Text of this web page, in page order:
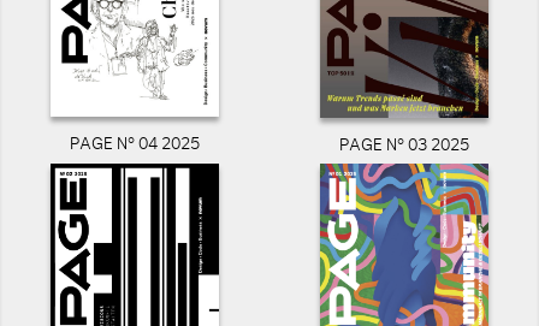
PAGE N° 04 2025 PAGE N° 03 2025